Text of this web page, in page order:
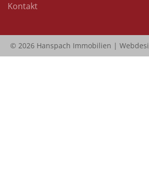
Kontakt
© 2026 Hanspach Immobilien |